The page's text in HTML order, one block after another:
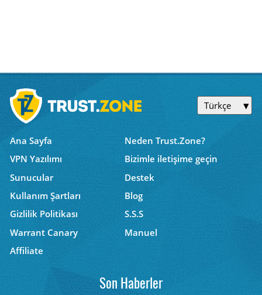
Türkçe
Ana Sayfa
Neden Trust.Zone?
VPN Yazılımı
Bizimle iletişime geçin
Sunucular
Destek
Kullanım Şartları
Blog
Gizlilik Politikası
S.S.S
Warrant Canary
Manuel
Affiliate
Son Haberler